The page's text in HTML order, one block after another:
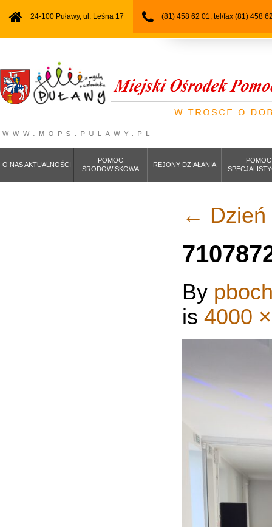
24-100 Puławy, ul. Leśna 17 (81) 458 62 01, tel/fax (81) 458
O NAS AKTUALNOŚCI
POMOC
ŚRODOWISKOWA
REJONY DZIAŁANIA
POMOC
←
By
is 4000